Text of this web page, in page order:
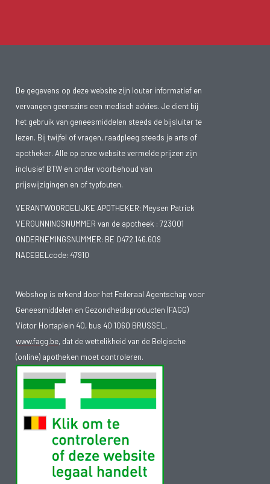
De gegevens op deze website zijn louter informatief en
vervangen geenszins een medisch advies. Je dient bij
het gebruik van geneesmiddelen steeds de bijsluiter te
lezen. Bij twijfel of vragen, raadpleeg steeds je arts of
apotheker. Alle op onze website vermelde prijzen zijn
inclusief BTW en onder voorbehoud van
prijswijzigingen en of typfouten.
VERANTWOORDELIJKE APOTHEKER: Meysen Patrick
VERGUNNINGSNUMMER van de apotheek : 723001
ONDERNEMINGSNUMMER: BE 0472.146.609
NACEBELcode: 47910
Webshop is erkend door het Federaal Agentschap voor
Geneesmiddelen en Gezondheidsproducten (FAGG)
Victor Hortaplein 40, bus 40 1060 BRUSSEL,
www.fagg.be, dat de wettelikheid van de Belgische
(online) apotheken moet controleren.